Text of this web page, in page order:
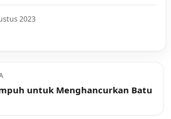
2023
untuk Menghancurkan Batu